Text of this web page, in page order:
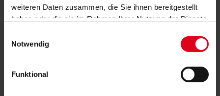
weiteren Daten zusammen, die Sie ihnen bereitgestellt
haben oder die sie im Rahmen Ihrer Nutzung der Dienste
Notwendig
Funktional